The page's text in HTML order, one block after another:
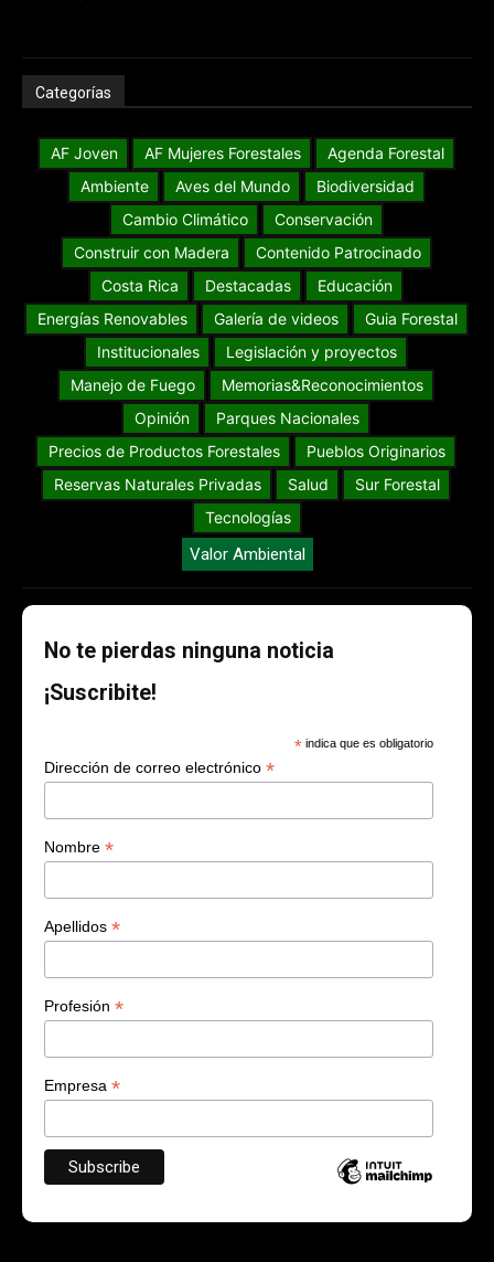
Categorías
AF Joven AF Mujeres Forestales
Agenda Forestal
Ambiente
Aves del Mundo
Biodiversidad
Cambio Climático
Conservación
Construir con Madera
Contenido Patrocinado
Costa Rica
Destacadas
Educación
Energías Renovables
Galería de videos
Guia Forestal
Institucionales
Legislación y proyectos
Manejo de Fuego
Memorias&Reconocimientos
Opinión
Parques Nacionales
Precios de Productos Forestales
Pueblos Originarios
Reservas Naturales Privadas
Salud
Sur Forestal
Tecnologías
Valor Ambiental
No te pierdas ninguna noticia
¡Suscribite!
* indica que es obligatorio
Dirección de correo electrónico *
Nombre *
Apellidos *
Profesión *
Empresa *